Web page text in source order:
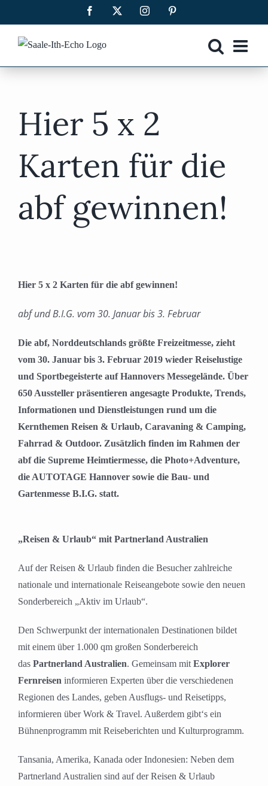
Inhalt
springen
Facebook Instagram
Hier 5 x 2
Karten für die
abf gewinnen!
Hier 5 x 2 Karten für die abf gewinnen!
abf und B.I.G. vom 30. Januar bis 3. Februar
Die abf, Norddeutschlands größte Freizeitmesse, zieht
vom 30. Januar bis 3. Februar 2019 wieder Reiselustige
und Sportbegeisterte auf Hannovers Messegelände. Über
650 Aussteller präsentieren angesagte Produkte, Trends,
Informationen und Dienstleistungen rund um die
Kernthemen Reisen & Urlaub, Caravaning & Camping,
Fahrrad & Outdoor. Zusätzlich finden im Rahmen der
abf die Supreme Heimtiermesse, die Photo+Adventure,
die AUTOTAGE Hannover sowie die Bau- und
Gartenmesse B.I.G. statt.
„Reisen & Urlaub“ mit Partnerland Australien
Auf der Reisen & Urlaub finden die Besucher zahlreiche
nationale und internationale Reiseangebote sowie den neuen
Sonderbereich „Aktiv im Urlaub“.
Den Schwerpunkt der internationalen Destinationen bildet
mit einem über 1.000 qm großen Sonderbereich
das Partnerland Australien. Gemeinsam mit Explorer
Fernreisen informieren Experten über die verschiedenen
Regionen des Landes, geben Ausflugs- und Reisetipps,
informieren über Work & Travel. Außerdem gibt‘s ein
Bühnenprogramm mit Reiseberichten und Kulturprogramm.
Tansania, Amerika, Kanada oder Indonesien: Neben dem
Partnerland Australien sind auf der Reisen & Urlaub